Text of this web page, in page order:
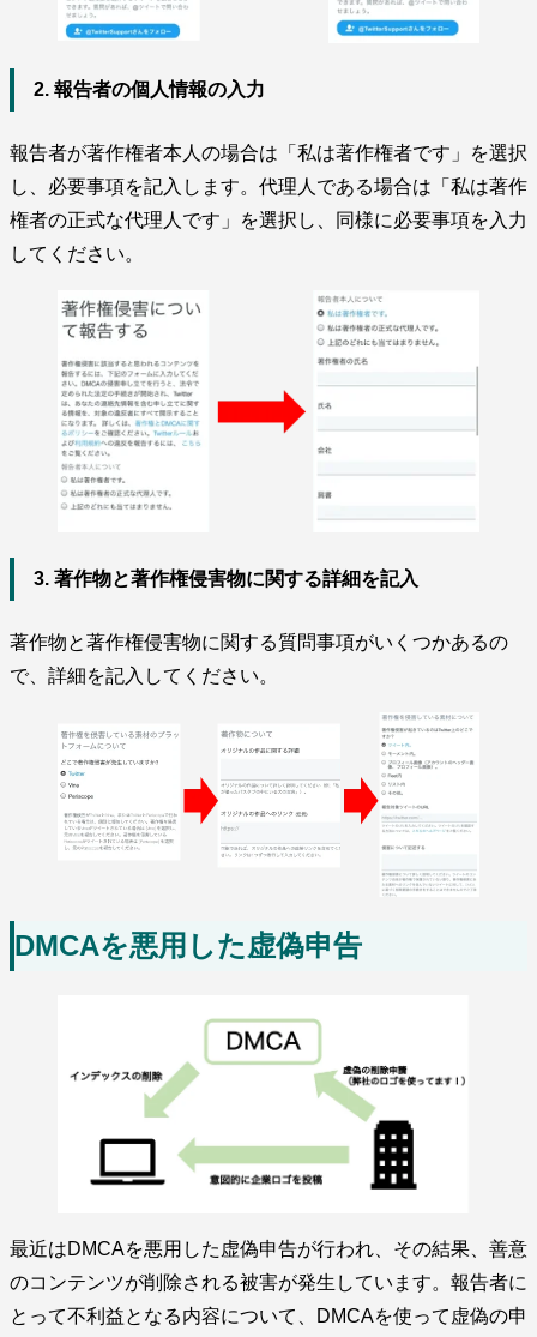
2. 報告者の個人情報の入力
報告者が著作権者本人の場合は「私は著作権者です」を選択
し、必要事項を記入します。代理人である場合は「私は著作
権者の正式な代理人です」を選択し、同様に必要事項を入力
してください。
3. 著作物と著作権侵害物に関する詳細を記入
著作物と著作権侵害物に関する質問事項がいくつかあるの
で、詳細を記入してください。
DMCAを悪用した虚偽申告
最近はDMCAを悪用した虚偽申告が行われ、その結果、善意
のコンテンツが削除される被害が発生しています。報告者に
とって不利益となる内容について、DMCAを使って虚偽の申